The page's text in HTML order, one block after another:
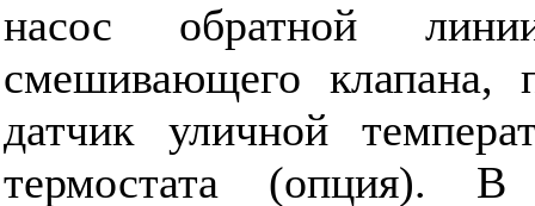
насос обратной
смешивающего клапана,
датчик уличной
термостата (опция).